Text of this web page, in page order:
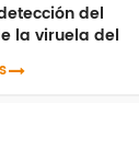
del
la viruela del
en tiempo